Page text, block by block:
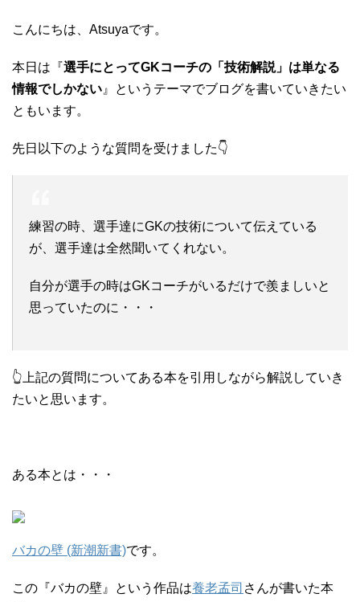
こんにちは、Atsuyaです。
本日は『選手にとってGKコーチの「技術解説」は単なる
情報でしかない 』というテーマでブログを書いていきたい
ともいます。
先日以下のような質問を受けました👇
練習の時、選手達にGKの技術について伝えている
が、選手達は全然聞いてくれない。
自分が選手の時はGKコーチがいるだけで羨ましいと
思っていたのに・・・
👆上記の質問についてある本を引用しながら解説していき
たいと思います。
ある本とは・・・
バカの壁 (新潮新書)です。
この『バカの壁』という作品は養老孟司 さんが書いた本